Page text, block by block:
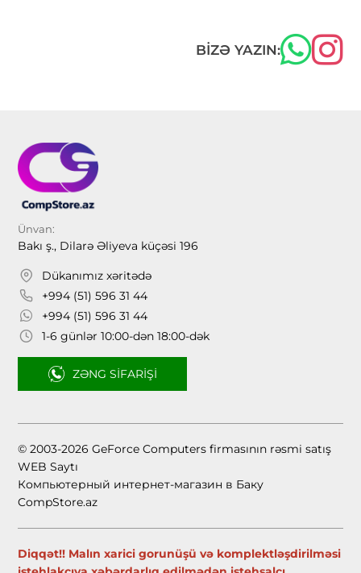
BIZƏ YAZIN:
Ünvan:
Bakı ş., Dilarə Əliyeva küçəsi 196
Dükanımız xəritədə
+994 (51) 596 31 44
+994 (51) 596 31 44
1-6 günlər 10:00-dən 18:00-dək
ZƏNG SIFARIŞI
© 2003-2026 GeForce Computers firmasının rəsmi satış
WEB Saytı
Компьютерный интернет-магазин в Баку
CompStore.az
Diqqət!! Malın xarici gorunüşü və komplektləşdirilməsi